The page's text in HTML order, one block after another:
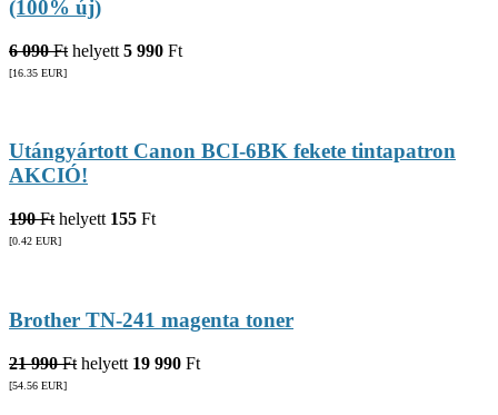
(100% új)
6 090 Ft helyett 5 990 Ft
[16.35 EUR]
Utángyártott Canon BCI-6BK fekete tintapatron
AKCIÓ!
190 Ft helyett 155 Ft
[0.42 EUR]
Brother TN-241 magenta toner
21 990 Ft helyett 19 990 Ft
[54.56 EUR]